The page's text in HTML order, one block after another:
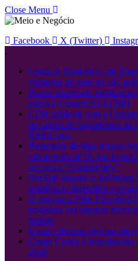
Close Menu
Facebook X (Twitter)
.
teamLab Borderless em
visitantes de mais de 185
Purina anunciada
aderir à ConnectAI da NIQ
LTM colabora com a
de cadeia de suprimentos
RightLogic
Perpetuals divulga retorno
mecanismo de IA que
sem risco “UpsideOnly”
NetApp adquire a JetStream
resiliência cibernética e
O programa Pink Changing
propósito em impacto
mundo
Ecora e BeZero elevam
Grupo Cyrela é reconhecido
2026